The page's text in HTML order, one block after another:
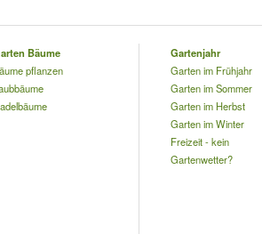
Bäume
pflanzen
Gartenjahr
Garten im Frühjahr
Garten im Sommer
Garten im Herbst
Garten im Winter
Freizeit - kein
Gartenwetter?